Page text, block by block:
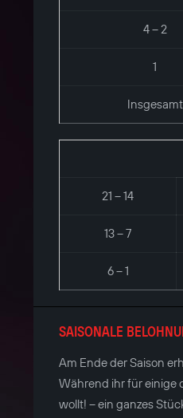
4 – 2
1
Insgesamt
21 – 14
13 – 7
6 – 1
SAISONALE
Am Ende der Saison
Während ihr für einige
wollt! – ein ganzes